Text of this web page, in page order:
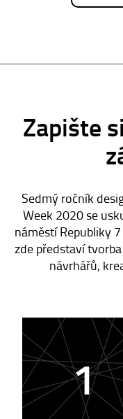
Zapište
Sedmý ročník
Week 2020 se
náměstí Republiky
zde představí
návrhářů,
1